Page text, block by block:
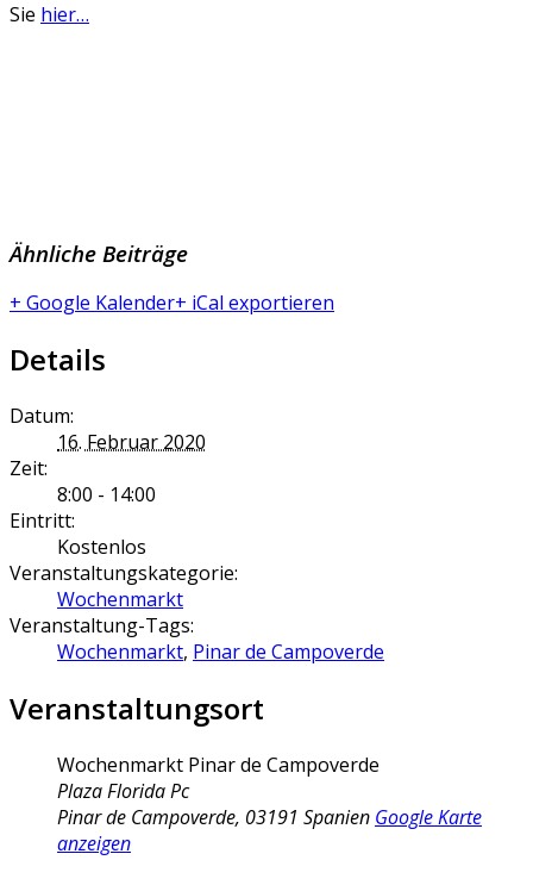
Sie hier…
Ähnliche Beiträge
+ Google Kalender+ iCal exportieren
Details
Datum:
16. Februar 2020
Zeit:
8:00 - 14:00
Eintritt:
Kostenlos
Veranstaltungskategorie:
Wochenmarkt
Veranstaltung-Tags:
Wochenmarkt, Pinar de Campoverde
Veranstaltungsort
Wochenmarkt Pinar de Campoverde
Plaza Florida Pc
Pinar de Campoverde, 03191 Spanien Google Karte
anzeigen